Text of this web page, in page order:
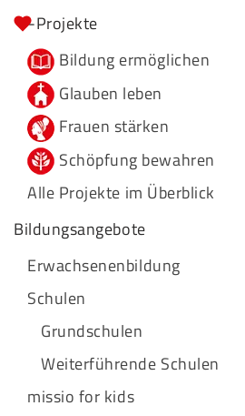
-Projekte
Bildung ermöglichen
Glauben leben
Frauen stärken
Schöpfung bewahren
Alle Projekte im Überblick
Bildungsangebote
Erwachsenenbildung
Schulen
Grundschulen
Weiterführende Schulen
missio for kids